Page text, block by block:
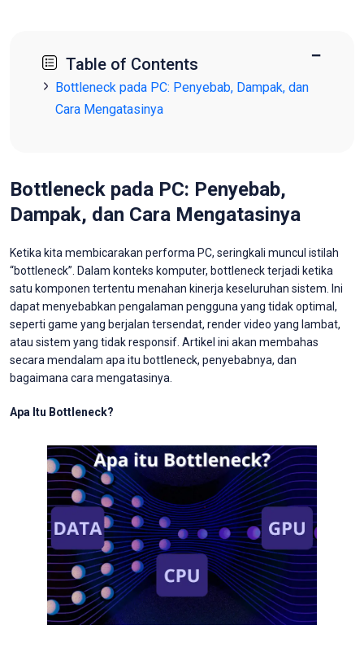
Table of Contents −
Bottleneck pada PC: Penyebab, Dampak, dan
Cara Mengatasinya
Bottleneck pada PC: Penyebab,
Dampak, dan Cara Mengatasinya
Ketika kita membicarakan performa PC, seringkali muncul istilah
“bottleneck”. Dalam konteks komputer, bottleneck terjadi ketika
satu komponen tertentu menahan kinerja keseluruhan sistem. Ini
dapat menyebabkan pengalaman pengguna yang tidak optimal,
seperti game yang berjalan tersendat, render video yang lambat,
atau sistem yang tidak responsif. Artikel ini akan membahas
secara mendalam apa itu bottleneck, penyebabnya, dan
bagaimana cara mengatasinya.
Apa Itu Bottleneck?